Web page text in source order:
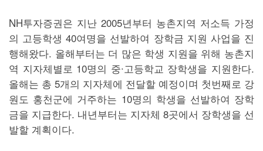
NH투자증권은 지난 2005년부터 농촌지역 저소득 가정
의 고등학생 40여명을 선발하여 장학금 지원 사업을 진
행해왔다. 올해부터는 더 많은 학생 지원을 위해 농촌지
역 지자체별로 10명의 중∙고등학교 장학생을 지원한다.
올해는 총 5개의 지자체에 전달할 예정이며 첫번째로 강
원도 홍천군에 거주하는 10명의 학생을 선발하여 장학
금을 지급한다. 내년부터는 지자체 8곳에서 장학생을 선
발할 계획이다.